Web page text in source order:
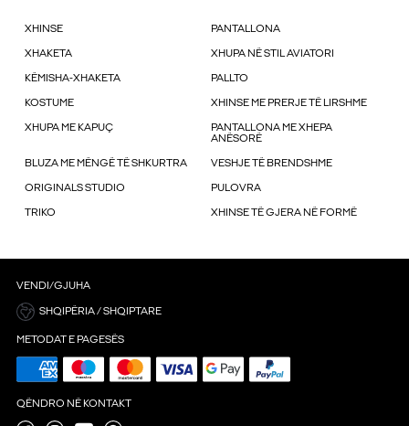
XHINSE PANTALLONA
XHAKETA XHUPA NË STIL AVIATORI
KËMISHA-XHAKETA PALLTO
KOSTUME XHINSE ME PRERJE TË LIRSHME
XHUPA ME KAPUÇ
PANTALLONA ME XHEPA
ANËSORË
BLUZA ME MËNGË TË SHKURTRA VESHJE TË BRENDSHME
ORIGINALS STUDIO PULOVRA
TRIKO XHINSE TË GJERA NË FORMË
VENDI/GJUHA
SHQIPËRIA / SHQIPTARE
METODAT E PAGESËS
QËNDRO NË KONTAKT